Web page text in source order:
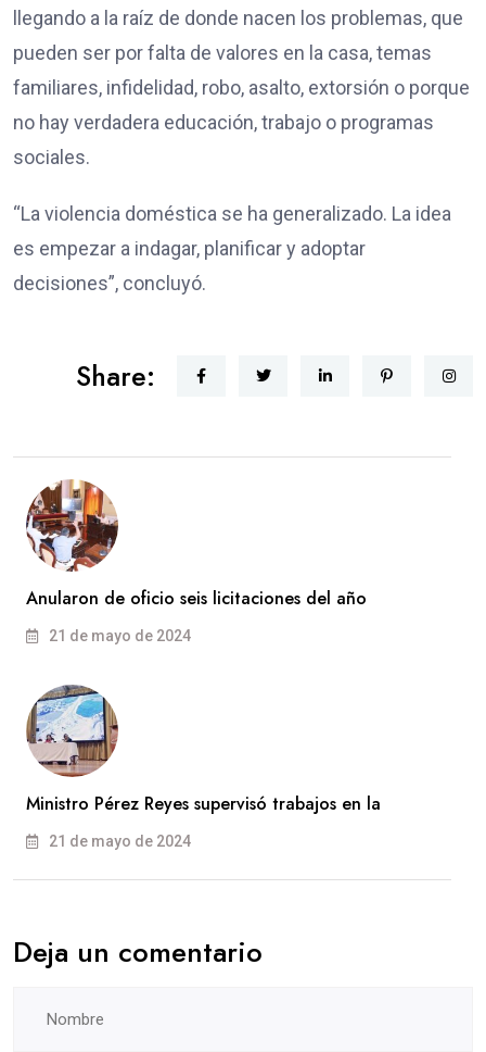
llegando a la raíz de donde nacen los problemas, que
pueden ser por falta de valores en la casa, temas
familiares, infidelidad, robo, asalto, extorsión o porque
no hay verdadera educación, trabajo o programas
sociales.
“La violencia doméstica se ha generalizado. La idea
es empezar a indagar, planificar y adoptar
decisiones”, concluyó.
Share:
Anularon de oficio seis licitaciones del año
21 de mayo de 2024
Ministro Pérez Reyes supervisó trabajos en la
21 de mayo de 2024
Deja un comentario